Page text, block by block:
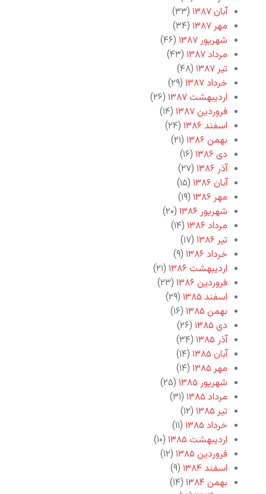
آبان ۱۳۸۷
(۳۳)
مهر ۱۳۸۷
(۳۴)
شهریور ۱۳۸۷
(۴۶)
مرداد ۱۳۸۷
(۴۳)
تیر ۱۳۸۷
(۴۸)
خرداد ۱۳۸۷
(۲۹)
اردیبهشت ۱۳۸۷
(۲۶)
فروردین ۱۳۸۷
(۱۴)
اسفند ۱۳۸۶
(۲۴)
بهمن ۱۳۸۶
(۲۱)
دی ۱۳۸۶
(۱۶)
آذر ۱۳۸۶
(۲۷)
آبان ۱۳۸۶
(۱۵)
مهر ۱۳۸۶
(۱۹)
شهریور ۱۳۸۶
(۲۰)
مرداد ۱۳۸۶
(۱۴)
تیر ۱۳۸۶
(۱۷)
خرداد ۱۳۸۶
(۹)
اردیبهشت ۱۳۸۶
(۲۱)
فروردین ۱۳۸۶
(۲۳)
اسفند ۱۳۸۵
(۲۹)
بهمن ۱۳۸۵
(۱۶)
دی ۱۳۸۵
(۲۶)
آذر ۱۳۸۵
(۳۴)
آبان ۱۳۸۵
(۱۴)
مهر ۱۳۸۵
(۱۴)
شهریور ۱۳۸۵
(۲۵)
مرداد ۱۳۸۵
(۳۱)
تیر ۱۳۸۵
(۱۲)
خرداد ۱۳۸۵
(۱۱)
اردیبهشت ۱۳۸۵
(۱۰)
فروردین ۱۳۸۵
(۱۲)
اسفند ۱۳۸۴
(۹)
بهمن ۱۳۸۴
(۱۴)